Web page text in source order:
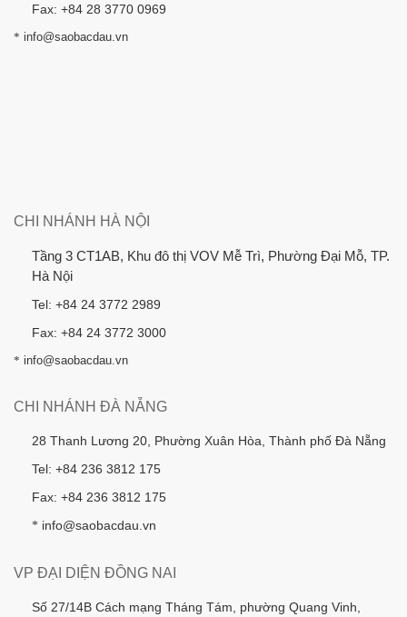
Fax: +84 28 3770 0969
* info@saobacdau.vn
CHI NHÁNH HÀ NỘI
Tầng 3 CT1AB, Khu đô thị VOV Mễ Trì, Phường Đại Mỗ, TP.
Hà Nội
Tel: +84 24 3772 2989
Fax: +84 24 3772 3000
* info@saobacdau.vn
CHI NHÁNH ĐÀ NẴNG
28 Thanh Lương 20, Phường Xuân Hòa, Thành phố Đà Nẵng
Tel: +84 236 3812 175
Fax: +84 236 3812 175
* info@saobacdau.vn
VP ĐẠI DIỆN ĐỒNG NAI
Số 27/14B Cách mạng Tháng Tám, phường Quang Vinh,